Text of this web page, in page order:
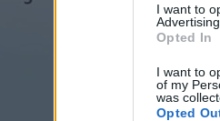
I want to
Advertising.
Opted In
I want to
of my
was
Opted